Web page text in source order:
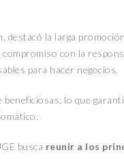
destacó la larga
con la
para hacer negocios.
lo que
busca reunir a los